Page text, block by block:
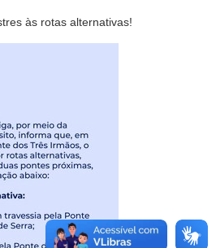
às rotas alternativas!